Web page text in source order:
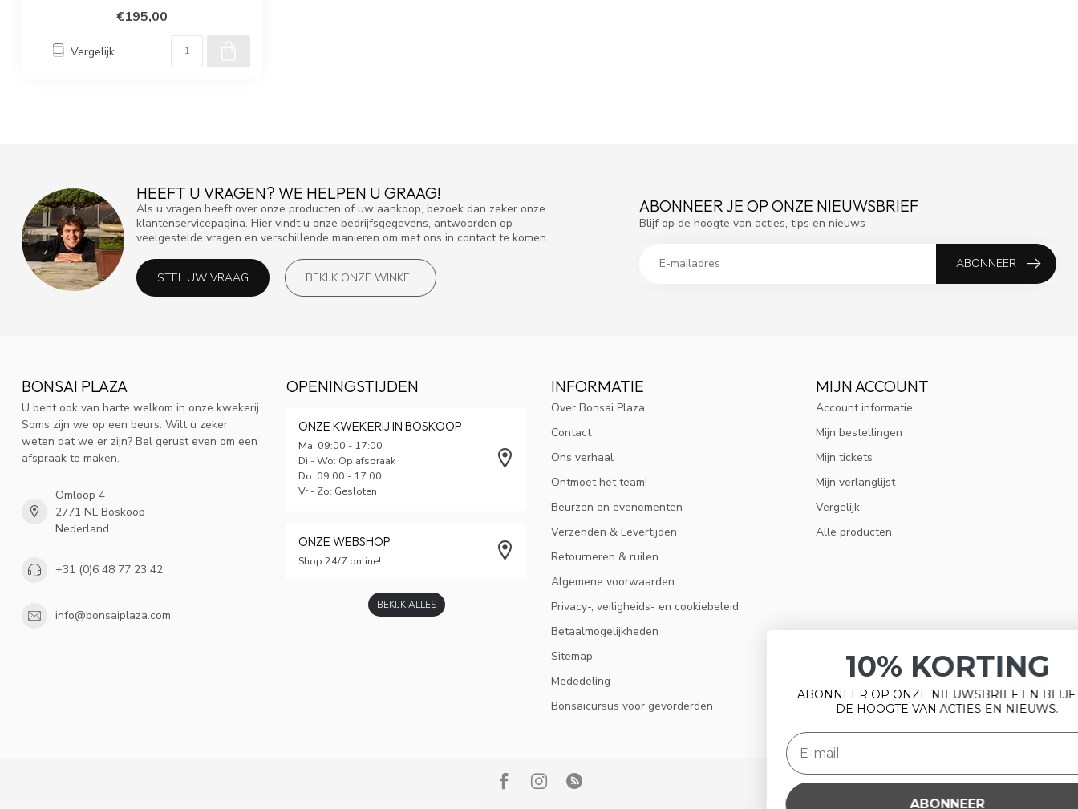
€195,00
Vergelijk
HEEFT U VRAGEN? WE HELPEN U GRAAG!
Als u vragen heeft over onze producten of uw aankoop, bezoek dan zeker onze
klantenservicepagina. Hier vindt u onze bedrijfsgegevens, antwoorden op
veelgestelde vragen en verschillende manieren om met ons in contact te komen.
STEL UW VRAAG BEKIJK ONZE WINKEL
ABONNEER JE OP ONZE NIEUWSBRIEF
Blijf op de hoogte van acties, tips en nieuws
ABONNEER
BONSAI PLAZA
U bent ook van harte welkom in onze kwekerij.
Soms zijn we op een beurs. Wilt u zeker
weten dat we er zijn? Bel gerust even om een
afspraak te maken.
Omloop 4
2771 NL Boskoop
Nederland
+31 (0)6 48 77 23 42
info@bonsaiplaza.com
OPENINGSTIJDEN
ONZE KWEKERIJ IN BOSKOOP
Ma: 09:00 - 17:00
Di - Wo: Op afspraak
Do: 09:00 - 17:00
Vr - Zo: Gesloten
ONZE WEBSHOP
Shop 24/7 online!
BEKIJK ALLES
INFORMATIE
Over Bonsai Plaza
Contact
Ons verhaal
Ontmoet het team!
Beurzen en evenementen
Verzenden & Levertijden
Retourneren & ruilen
Algemene voorwaarden
Privacy-, veiligheids- en cookiebeleid
Betaalmogelijkheden
Sitemap
Mededeling
Bonsaicursus voor gevorderden
MIJN ACCOUNT
Account informatie
Mijn bestellingen
Mijn tickets
Mijn verlanglijst
Vergelijk
Alle producten
10% KORTING
ABONNEER OP ONZE NIEUWSBRIEF EN BLIJF OP
DE HOOGTE VAN ACTIES EN NIEUWS.
ABONNEER